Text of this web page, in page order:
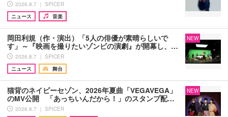
2026.8.7 ｜ SPICER
ニュース
音楽
岡田利規（作・演出）「5人の俳優が素晴らしいで
す」～『映画を撮りたいゾンビの演劇』が開幕し、…
2026.8.7 ｜ SPICER
ニュース
舞台
NEW
猫背のネイビーセゾン、2026年夏曲「VEGAVEGA」
のMV公開 「あっちいんだから！」のスタンプ配…
2026.8.7 ｜ SPICER
NEW